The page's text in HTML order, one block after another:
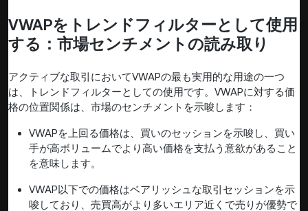
VWAPをトレンドフィルターとして使用
する：市場センチメントの読み取り
アクティブな取引においてVWAPの最も実用的な用途の一つ
は、トレンドフィルターとしての使用です。VWAPに対する価
格の位置関係は、市場のセンチメントを示唆します：
VWAPを上回る価格は、買いのセッションを示唆し、買い
手が高ボリュームでより高い価格を支払う意欲があること
を意味します。
VWAP以下での価格はベアリッシュな取引セッションを示
唆しており、売買高がより多いエリア近くで売りが優勢で